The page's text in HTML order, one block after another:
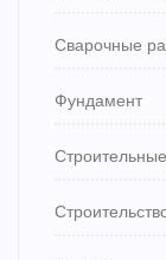
Сварочные
Фундамент